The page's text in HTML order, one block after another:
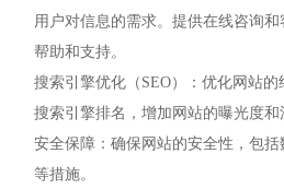
用户对信息的需求。提供在线咨询
帮助和支持。
搜索引擎优化（SEO）：优化网站
搜索引擎排名，增加网站的曝光度和
安全保障：确保网站的安全性，包
等措施。